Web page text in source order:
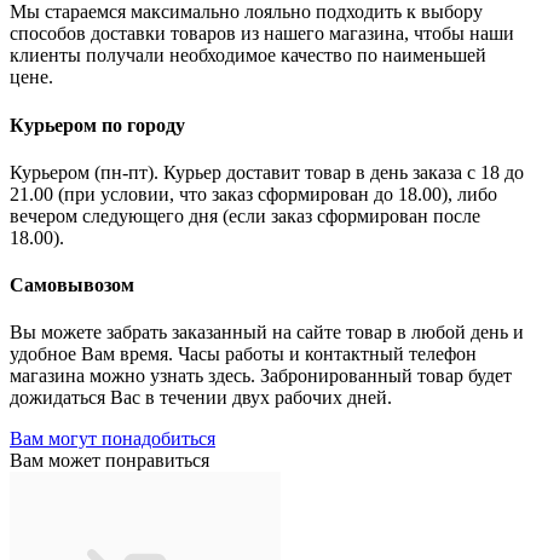
Мы стараемся максимально лояльно подходить к выбору
способов доставки товаров из нашего магазина, чтобы наши
клиенты получали необходимое качество по наименьшей
цене.
Курьером по городу
Курьером (пн-пт). Курьер доставит товар в день заказа с 18 до
21.00 (при условии, что заказ сформирован до 18.00), либо
вечером следующего дня (если заказ сформирован после
18.00).
Самовывозом
Вы можете забрать заказанный на сайте товар в любой день и
удобное Вам время. Часы работы и контактный телефон
магазина можно узнать здесь. Забронированный товар будет
дожидаться Вас в течении двух рабочих дней.
Вам могут понадобиться
Вам может понравиться